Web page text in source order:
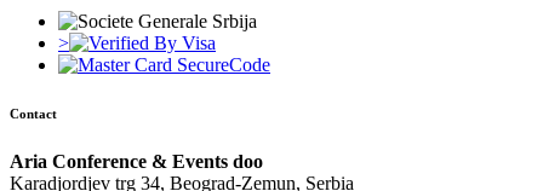
>
Contact
Aria Conference & Events doo
Karadjordjev trg 34, Beograd-Zemun, Serbia